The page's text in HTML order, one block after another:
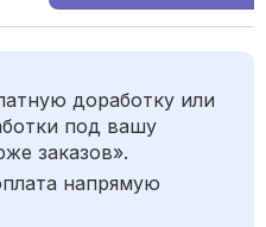
доработку или
под вашу
заказов».
напрямую